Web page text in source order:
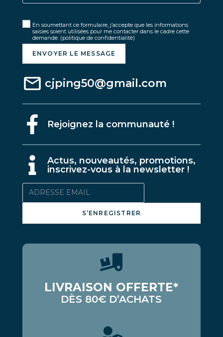
En soumettant ce formulaire, j’accepte que les informations
saisies soient utilisées pour me contacter dans le cadre cette
demande. (politique de confidentialité)
ENVOYER LE MESSAGE
cjping50@gmail.com
Rejoignez la communauté !
Actus, nouveautés, promotions,
inscrivez-vous à la newsletter !
S’ENREGISTRER
LIVRAISON OFFERTE*
DÈS 80€ D’ACHATS